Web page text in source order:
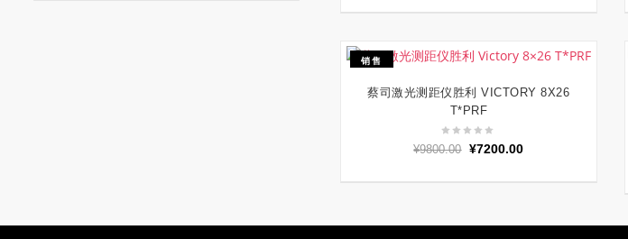
为：
价
为：
销售
加入购物车
蔡司激光测距仪胜利 VICTORY 8X26
T*PRF
¥9800.00 原
为：
¥7200.00当
价
为：